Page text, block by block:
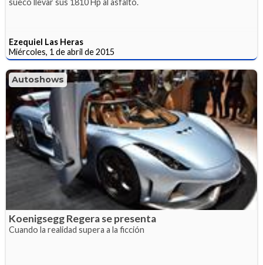
sueco llevar sus 1810 Hp al asfalto.
Ezequiel Las Heras
Miércoles, 1 de abril de 2015
Autoshows
Koenigsegg Regera se presenta
Cuando la realidad supera a la ficción